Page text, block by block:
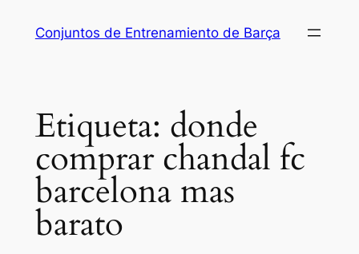
Conjuntos de Entrenamiento de Barça
Etiqueta: donde
comprar chandal fc
barcelona mas
barato